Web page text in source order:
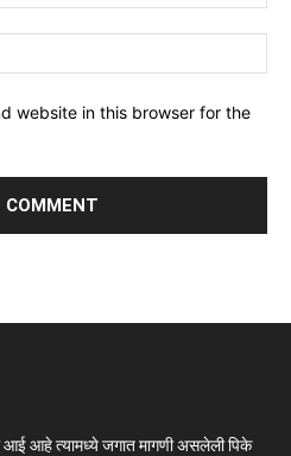
website in this browser for the
आई आहे त्यामध्ये जगात मागणी असलेली पिके